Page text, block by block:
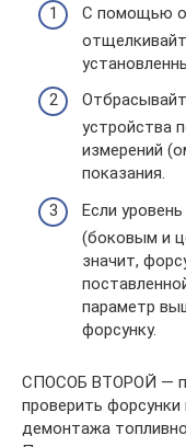
С помощью
устройства
измерений
показания.
Если
(боковым и
значит,
параметр
форсунку.
СПОСОБ ВТОРОЙ —
проверить
демонтажа